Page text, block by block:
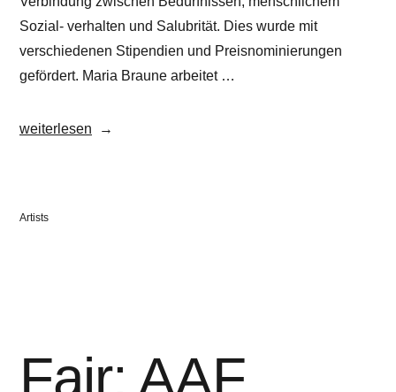
Sozial- verhalten und Salubrität. Dies wurde mit
verschiedenen Stipendien und Preisnominierungen
gefördert. Maria Braune arbeitet …
„Maria
weiterlesen
Veröffentlicht
Artists
Fair: AAF